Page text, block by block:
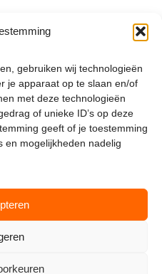
gebruiken wij technologieën
je apparaat op te slaan en/of
met deze technologieën
of unieke ID’s op deze
geeft of je toestemming
en mogelijkheden nadelig